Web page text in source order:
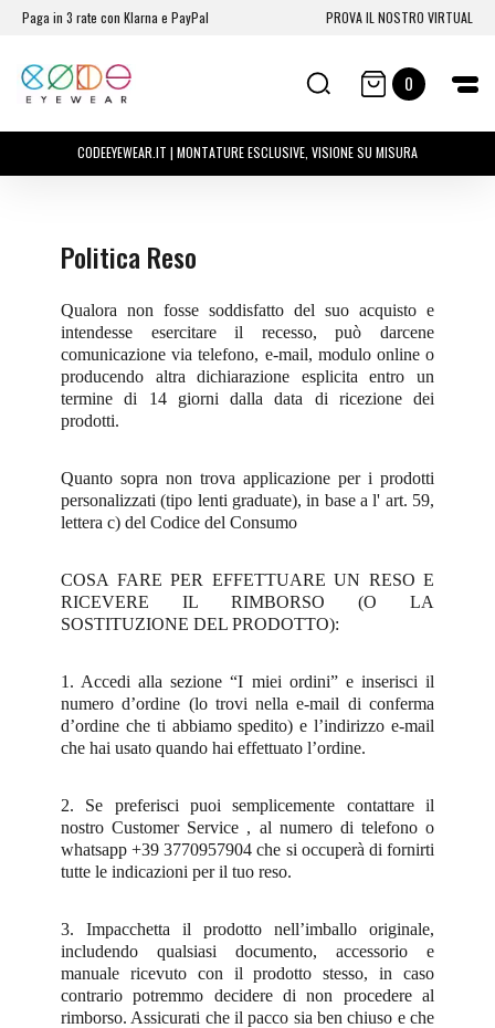
Paga in 3 rate con Klarna e PayPal PROVA IL NOSTRO VIRTUAL
0
CODEEYEWEAR.IT | MONTATURE ESCLUSIVE, VISIONE SU MISURA
Politica Reso
Qualora non fosse soddisfatto del suo acquisto e
intendesse esercitare il recesso, può darcene
comunicazione via telefono, e-mail, modulo online o
producendo altra dichiarazione esplicita entro un
termine di 14 giorni dalla data di ricezione dei
prodotti.
Quanto sopra non trova applicazione per i prodotti
personalizzati (tipo lenti graduate), in base a l' art. 59,
lettera c) del Codice del Consumo
COSA FARE PER EFFETTUARE UN RESO E
RICEVERE IL RIMBORSO (O LA
SOSTITUZIONE DEL PRODOTTO):
1. Accedi alla sezione “I miei ordini” e inserisci il
numero d’ordine (lo trovi nella e-mail di conferma
d’ordine che ti abbiamo spedito) e l’indirizzo e-mail
che hai usato quando hai effettuato l’ordine.
2. Se preferisci puoi semplicemente contattare il
nostro Customer Service , al numero di telefono o
whatsapp +39 3770957904 che si occuperà di fornirti
tutte le indicazioni per il tuo reso.
3. Impacchetta il prodotto nell’imballo originale,
includendo qualsiasi documento, accessorio e
manuale ricevuto con il prodotto stesso, in caso
contrario potremmo decidere di non procedere al
rimborso. Assicurati che il pacco sia ben chiuso e che